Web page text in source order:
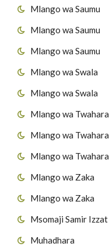
Mlango wa Saumu
Mlango wa Saumu
Mlango wa Saumu
Mlango wa Swala
Mlango wa Swala
Mlango wa Twahara
Mlango wa Twahara
Mlango wa Twahara
Mlango wa Zaka
Mlango wa Zaka
Msomaji Samir Izzat
Muhadhara